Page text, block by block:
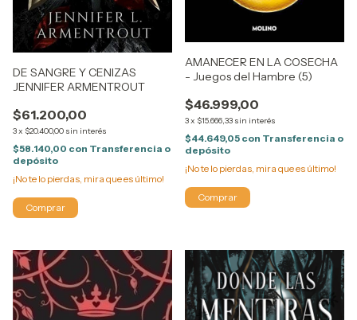
DE SANGRE Y CENIZAS
JENNIFER ARMENTROUT
$61.200,00
3x $20.400,00 sin interés
$58.140,00 con Transferencia o
depósito
¡No te lo pierdas, mira que es último!
AMANECER EN LA COSECHA
- Juegos del Hambre (5)
$46.999,00
3x $15.666,33 sin interés
$44.649,05 con Transferencia o
depósito
¡No te lo pierdas, mira que es último!